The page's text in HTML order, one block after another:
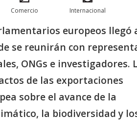
Comercio Internacional
europeos llegó
se reunirán con
ONGs e investigadores.
de las exportaciones
sobre el avance de la
la biodiversidad y